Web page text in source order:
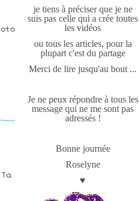
je tiens à préciser que je ne
suis pas celle qui a crée toutes
les vidéos
ou tous les articles, pour la
plupart c'est du partage
Merci de lire jusqu'au bout ...
Je ne peux répondre à tous les
message qui ne me sont pas
adressés !
Bonne journée
Roselyne
♥